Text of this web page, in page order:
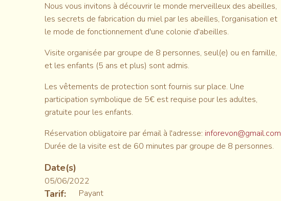
Nous vous invitons à découvrir le monde merveilleux des abeilles,
les secrets de fabrication du miel par les abeilles, l'organisation et
le mode de fonctionnement d'une colonie d'abeilles.
Visite organisée par groupe de 8 personnes, seul(e) ou en famille,
et les enfants (5 ans et plus) sont admis.
Les vêtements de protection sont fournis sur place. Une
participation symbolique de 5€ est requise pour les adultes,
gratuite pour les enfants.
Réservation obligatoire par émail à l'adresse: inforevon@gmail.com
Durée de la visite est de 60 minutes par groupe de 8 personnes.
Date(s)
05/06/2022
Tarif Payant